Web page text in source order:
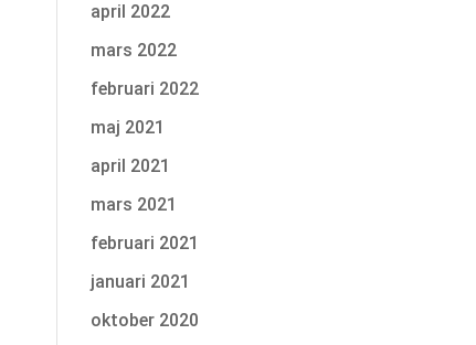
april 2022
mars 2022
februari 2022
maj 2021
april 2021
mars 2021
februari 2021
januari 2021
oktober 2020